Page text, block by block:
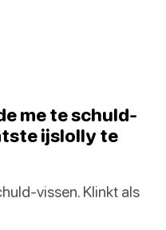
me te schuld-
ijslolly te
vissen. Klinkt als